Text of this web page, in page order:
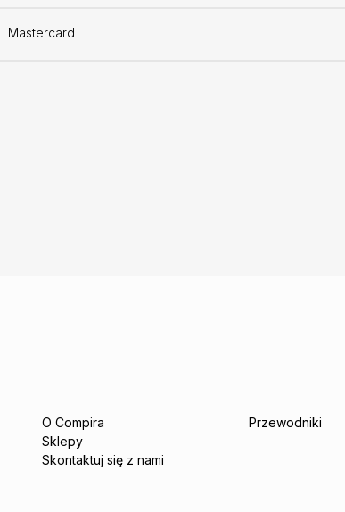
Mastercard
O Compira
Sklepy
Skontaktuj się z nami
Przewodniki